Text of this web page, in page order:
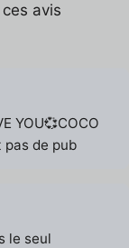
avis
YOU💞COCO
de pub
le seul